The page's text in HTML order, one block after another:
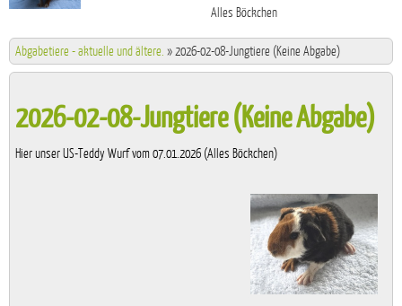
Alles Böckchen
Abgabetiere - aktuelle und ältere. »2026-02-08-Jungtiere (Keine Abgabe)
2026-02-08-Jungtiere (Keine Abgabe)
Hier unser US-Teddy Wurf vom 07.01.2026 (Alles Böckchen)